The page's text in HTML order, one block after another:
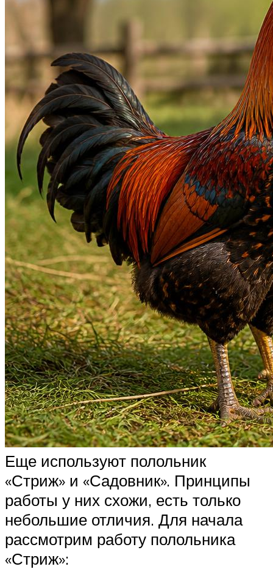
Еще используют полольник
«Стриж» и «Садовник». Принципы
работы у них схожи, есть только
небольшие отличия. Для начала
рассмотрим работу полольника
«Стриж»: